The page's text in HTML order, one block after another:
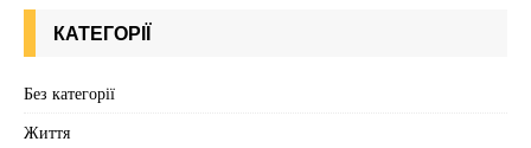
КАТЕГОРІЇ
Без категорії
Життя